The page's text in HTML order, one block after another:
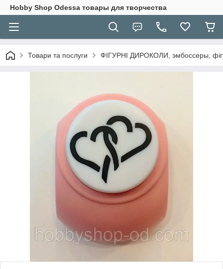
Hobbу Shop Odessa товары для творчества
Товари та послуги ФІГУРНІ ДИРОКОЛИ, эмбоссеры,